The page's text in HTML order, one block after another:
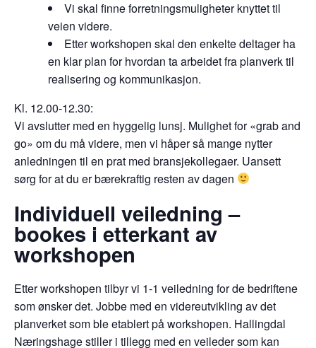
Vi skal finne forretningsmuligheter knyttet til
veien videre.
Etter workshopen skal den enkelte deltager ha
en klar plan for hvordan ta arbeidet fra planverk til
realisering og kommunikasjon.
Kl. 12.00-12.30:
Vi avslutter med en hyggelig lunsj. Mulighet for «grab and
go» om du må videre, men vi håper så mange nytter
anledningen til en prat med bransjekollegaer. Uansett
sørg for at du er bærekraftig resten av dagen
Individuell veiledning –
bookes i etterkant av
workshopen
Etter workshopen tilbyr vi 1-1 veiledning for de bedriftene
som ønsker det. Jobbe med en videreutvikling av det
planverket som ble etablert på workshopen. Hallingdal
Næringshage stiller i tillegg med en veileder som kan